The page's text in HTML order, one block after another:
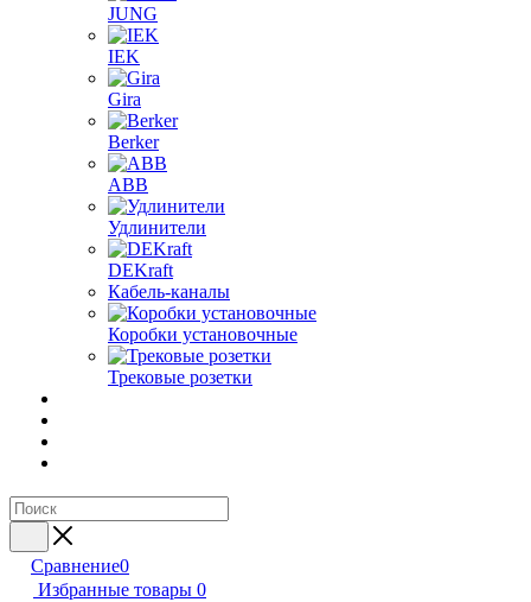
JUNG
IEK
Gira
Berker
ABB
Удлинители
DEKraft
Кабель-каналы
Коробки установочные
Трековые розетки
Сравнение0
Избранные товары 0